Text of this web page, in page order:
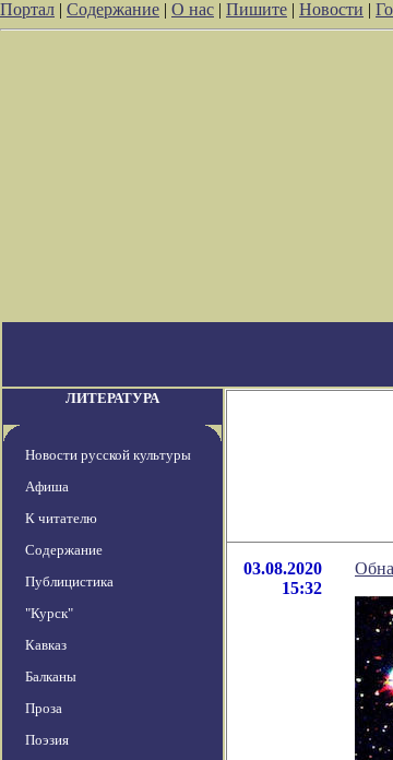
Портал | Содержание | О нас | Пишите | Новости |
ЛИТЕРАТУРА
Новости русской культуры
Афиша
К читателю
Содержание
Публицистика
"Курск"
Кавказ
Балканы
Проза
Поэзия
03.08.2020
15:32